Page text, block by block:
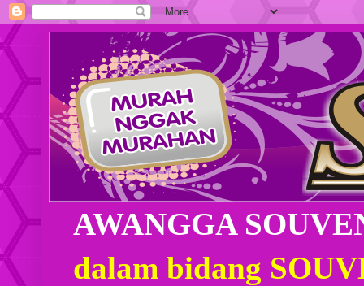
AWANGGA
dalam bidang